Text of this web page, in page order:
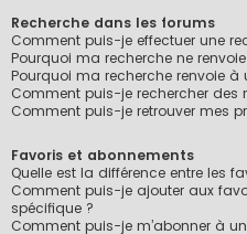
Recherche dans les forums
Comment puis-je effectuer une
Pourquoi ma recherche ne
Pourquoi ma recherche renvoie
Comment puis-je rechercher des
Comment puis-je retrouver mes
Favoris et abonnements
Quelle est la différence entre les
Comment puis-je ajouter aux
spécifique ?
Comment puis-je m’abonner à